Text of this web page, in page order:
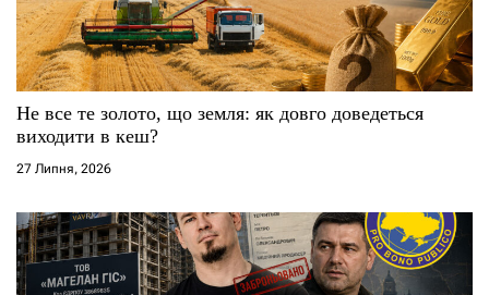
Не все те золото, що земля: як довго доведеться
виходити в кеш?
27 Липня, 2026